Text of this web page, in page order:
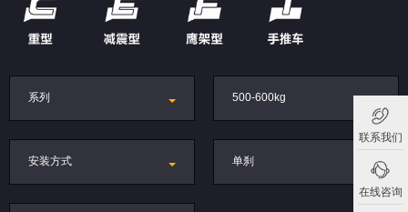
联系我们
在线咨询
系列 500-600kg
安装方式 单刹